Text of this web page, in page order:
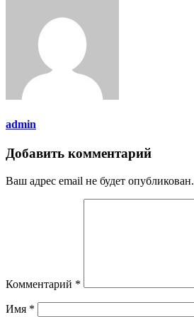
admin
Добавить комментарий
Ваш адрес email не будет опубликован.
Комментарий *
Имя *